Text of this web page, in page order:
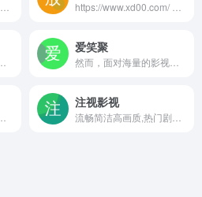
爱笑聚
注视影视